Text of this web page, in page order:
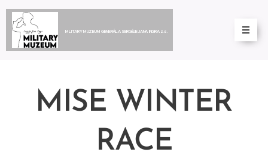
MILITARY MUZEUM GENERÁLA SERGĚJE JANA INGRA z.s.
MISE WINTER
RACE